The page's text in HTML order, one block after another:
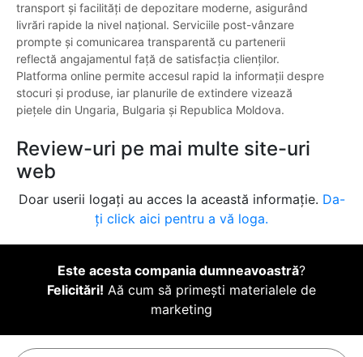
transport și facilități de depozitare moderne, asigurând
livrări rapide la nivel național. Serviciile post-vânzare
prompte și comunicarea transparentă cu partenerii
reflectă angajamentul față de satisfacția clienților.
Platforma online permite accesul rapid la informații despre
stocuri și produse, iar planurile de extindere vizează
piețele din Ungaria, Bulgaria și Republica Moldova.
Review-uri pe mai multe site-uri
web
Doar userii logați au acces la această informație. Da-
ți click aici pentru a vă loga.
Este acesta compania dumneavoastră?
Felicitări! Aă cum să primești materialele de
marketing